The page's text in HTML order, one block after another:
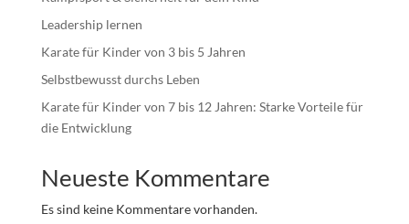
Leadership lernen
Karate für Kinder von 3 bis 5 Jahren
Selbstbewusst durchs Leben
Karate für Kinder von 7 bis 12 Jahren: Starke Vorteile für
die Entwicklung
Neueste Kommentare
Es sind keine Kommentare vorhanden.